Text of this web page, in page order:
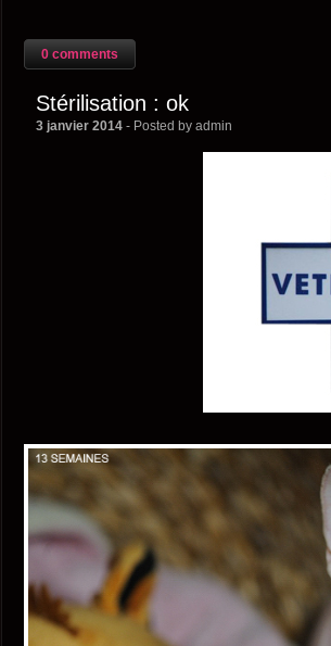
0 comments
Stérilisation : ok
3 janvier 2014- Posted by admin